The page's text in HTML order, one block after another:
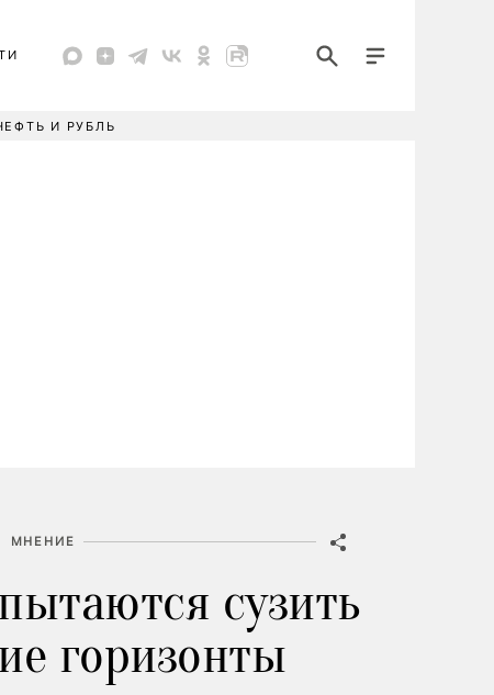
И РУБЛЬ
МНЕНИЕ
сузить
горизонты